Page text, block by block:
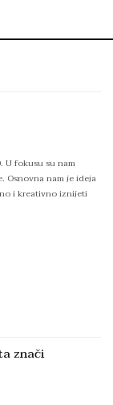
U fokusu su nam
Osnovna nam je ideja
i kreativno iznijeti
znači